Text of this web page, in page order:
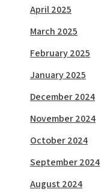
April 2025
March 2025
February 2025
January 2025
December 2024
November 2024
October 2024
September 2024
August 2024